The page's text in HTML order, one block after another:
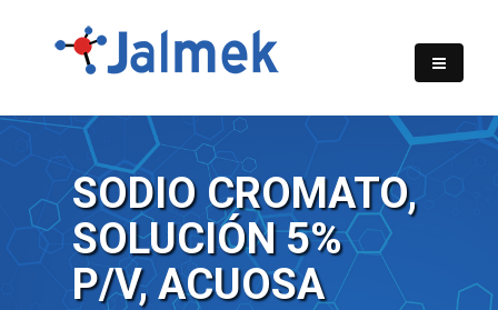
SODIO CROMATO,
SOLUCIÓN 5%
P/V, ACUOSA